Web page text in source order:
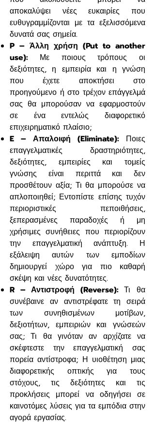
αποκαλύψει νέες ευκαιρίες που
ευθυγραμμίζονται με τα εξελισσόμενα
δυνατά σας σημεία.
P – Άλλη χρήση (Put to another
use): Με ποιους τρόπους οι
δεξιότητες, η εμπειρία και η γνώση
που έχετε αποκτήσει στο
προηγούμενο ή στο τρέχον επάγγελμά
σας θα μπορούσαν να εφαρμοστούν
σε ένα εντελώς διαφορετικό
επιχειρηματικό πλαίσιο;
E – Απαλοιφή (Eliminate): Ποιες
επαγγελματικές δραστηριότητες,
δεξιότητες, εμπειρίες και τομείς
γνώσης είναι περιττά και δεν
προσθέτουν αξία; Τι θα μπορούσε να
απλοποιηθεί; Εντοπίστε επίσης τυχόν
περιοριστικές πεποιθήσεις,
ξεπερασμένες παραδοχές ή μη
χρήσιμες συνήθειες που περιορίζουν
την επαγγελματική ανάπτυξη. Η
εξάλειψη αυτών των εμποδίων
δημιουργεί χώρο για πιο καθαρή
σκέψη και νέες δυνατότητες.
R – Αντιστροφή (Reverse):Τι θα
συνέβαινε αν αντιστρέφατε τη σειρά
των συνηθισμένων μοτίβων,
δεξιοτήτων, εμπειριών και γνώσεών
σας; Τι θα γινόταν αν αρχίζατε να
σκέφτεστε την επαγγελματική σας
πορεία αντίστροφα; Η υιοθέτηση μιας
διαφορετικής οπτικής για τους
στόχους, τις δεξιότητες και τις
προκλήσεις μπορεί να οδηγήσει σε
καινοτόμες λύσεις για τα εμπόδια στην
αγορά εργασίας.